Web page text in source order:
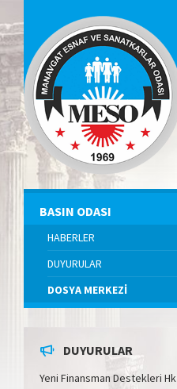
BASIN ODASI
HABERLER
DUYURULAR
DOSYA MERKEZİ
DUYURULAR
Yeni Finansman Destekleri Hk